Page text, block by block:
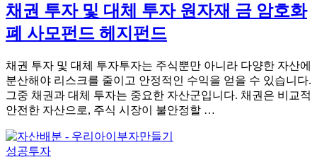
채권 투자 및 대체 투자 원자재 금 암호화
폐 사모펀드 헤지펀드
채권 투자 및 대체 투자투자는 주식뿐만 아니라 다양한 자산에
분산해야 리스크를 줄이고 안정적인 수익을 얻을 수 있습니다.
그중 채권과 대체 투자는 중요한 자산군입니다. 채권은 비교적
안전한 자산으로, 주식 시장이 불안정할 …
성공투자